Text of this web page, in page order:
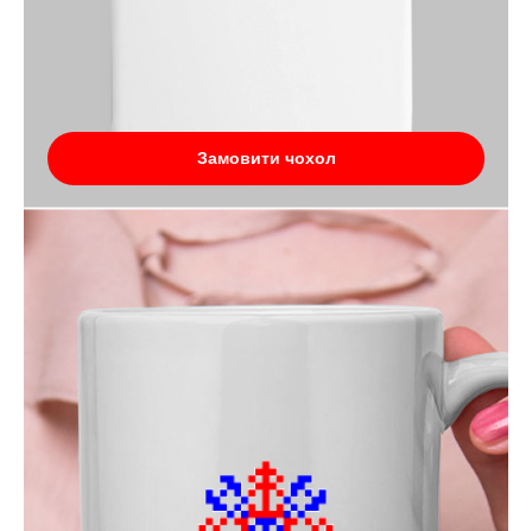
Замовити чохол